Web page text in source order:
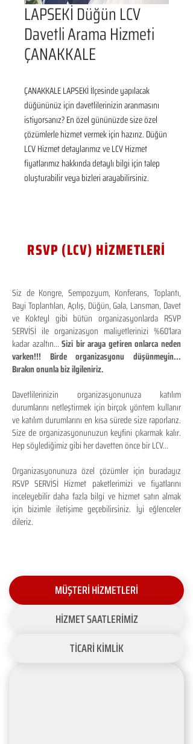
LAPSEKİ Düğün LCV
Davetli Arama Hizmeti
ÇANAKKALE
ÇANAKKALE LAPSEKİ İlçesinde yapılacak
düğününüz için davetlilerinizin aranmasını
istiyorsanız? En özel gününüzde size özel
çözümlerle hizmet vermek için hazırız. Düğün
LCV Hizmet detaylarımız ve LCV Hizmet
fiyatlarımız hakkında detaylı bilgi için talep
oluşturabilir veya bizleri arayabilirsiniz.
RSVP (LCV) HİZMETLERİ
Siz de Kongre, Sempozyum, Konferans, Toplantı,
Bayi Toplantıları, Açılış, Düğün, Gala, Lansman, Davet
ve Kokteyl gibi bütün organizasyonlarda RSVP
SERVİSİ ile organizasyon maliyetlerinizi %60'lara
kadar azaltın...Sizi bir araya getiren onlarca neden
varken!!! Birde organizasyonu düşünmeyin...
Bırakın onunla biz ilgileniriz.
Davetlilerinizin organizasyonunuza katılım
durumlarını netleştirmek için birçok yöntem kullanır
ve katılım durumlarını en kısa sürede size raporlarız.
Size de organizasyonunuzun keyfini çıkarmak kalır.
Hep söylediğimiz gibi her davetten önce bir LCV...
Organizasyonunuza özel çözümler için buradayız
RSVP SERVİSİ Hizmet paketlerimizi ve fiyatlarını
inceleyebilir daha fazla bilgi ve hizmet satın almak
için bizimle iletişime geçebilirsiniz. İyi eğlenceler
dileriz.
MÜŞTERİ HİZMETLERİ
HİZMET SAATLERİMİZ
TİCARİ KİMLİK